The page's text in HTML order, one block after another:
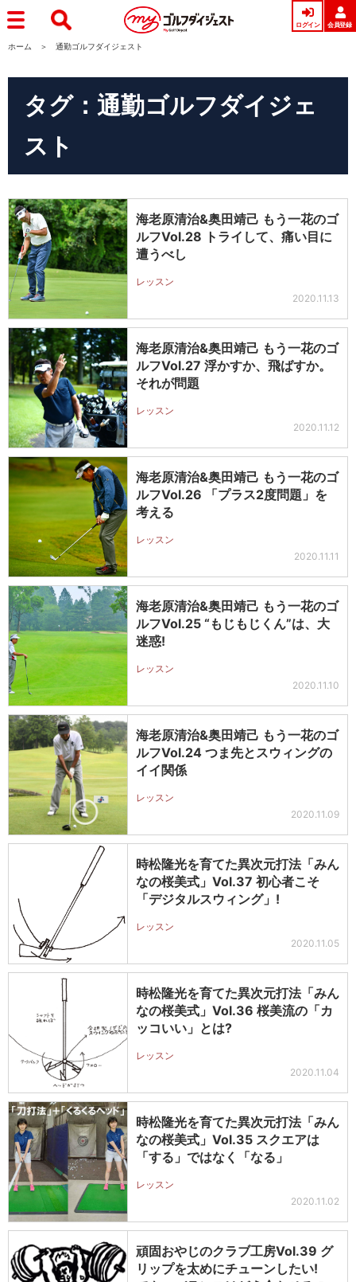
ログイン 会員登録
ホーム 通勤ゴルフダイジェスト
タグ：通勤ゴルフダイジェ
スト
海老原清治&奥田靖己 もう一花のゴ
ルフVol.28 トライして、痛い目に
遭うべし
レッスン
2020.11.13
海老原清治&奥田靖己 もう一花のゴ
ルフVol.27 浮かすか、飛ばすか。
それが問題
レッスン
2020.11.12
海老原清治&奥田靖己 もう一花のゴ
ルフVol.26 「プラス2度問題」を
考える
レッスン
2020.11.11
海老原清治&奥田靖己 もう一花のゴ
ルフVol.25 “もじもじくん”は、大
迷惑!
レッスン
2020.11.10
海老原清治&奥田靖己 もう一花のゴ
ルフVol.24 つま先とスウィングの
イイ関係
レッスン
2020.11.09
時松隆光を育てた異次元打法「みん
なの桜美式」Vol.37 初心者こそ
「デジタルスウィング」!
レッスン
2020.11.05
時松隆光を育てた異次元打法「みん
なの桜美式」Vol.36 桜美流の「カ
ッコいい」とは?
レッスン
2020.11.04
時松隆光を育てた異次元打法「みん
なの桜美式」Vol.35 スクエアは
「する」ではなく「なる」
レッスン
2020.11.02
頑固おやじのクラブ工房Vol.39 グ
リップを太めにチューンしたい!